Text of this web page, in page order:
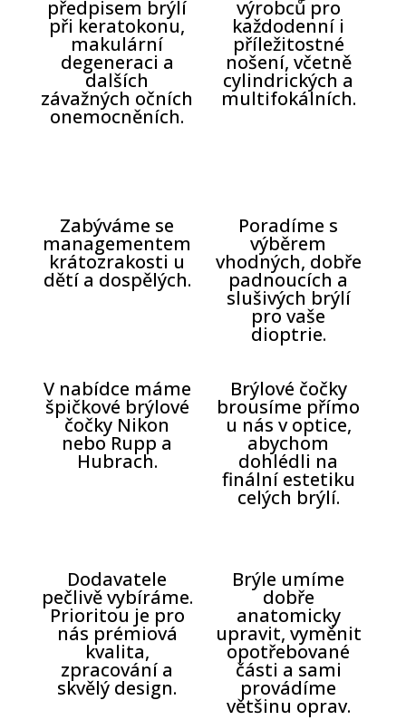
předpisem brýlí
při keratokonu,
makulární
degeneraci a
dalších
závažných očních
onemocněních.
výrobců pro
každodenní i
příležitostné
nošení, včetně
cylindrických a
multifokálních.
Zabýváme se
managementem
krátozrakosti u
dětí a dospělých.
Poradíme s
výběrem
vhodných, dobře
padnoucích a
slušivých brýlí
pro vaše
dioptrie.
V nabídce máme
špičkové brýlové
čočky Nikon
nebo Rupp a
Hubrach.
Brýlové čočky
brousíme přímo
u nás v optice,
abychom
dohlédli na
finální estetiku
celých brýlí.
Dodavatele
pečlivě vybíráme.
Prioritou je pro
nás prémiová
kvalita,
zpracování a
skvělý design.
Brýle umíme
dobře
anatomicky
upravit, vyměnit
opotřebované
části a sami
provádíme
většinu oprav.